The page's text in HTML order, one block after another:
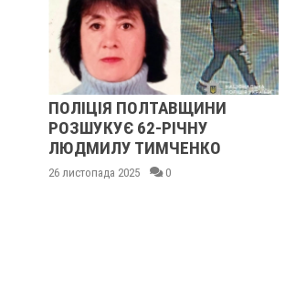
ПОЛІЦІЯ ПОЛТАВЩИНИ
РОЗШУКУЄ 62-РІЧНУ
ЛЮДМИЛУ ТИМЧЕНКО
26 листопада 2025 0